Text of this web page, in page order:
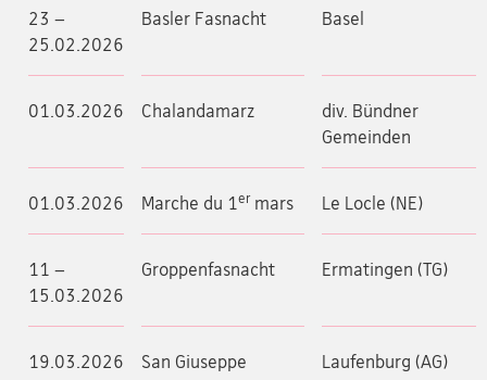
23 –
25.02.2026
Basler Fasnacht Basel
01.03.2026 Chalandamarz
div. Bündner
Gemeinden
01.03.2026 Marche du 1ermars Le Locle (NE)
11 –
15.03.2026
Groppenfasnacht Ermatingen (TG)
19.03.2026 San Giuseppe Laufenburg (AG)